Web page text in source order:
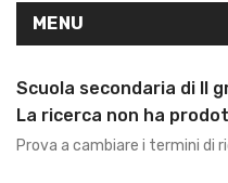
MENU
Scuola secondaria di II
La ricerca non ha
Prova a cambiare i termini di